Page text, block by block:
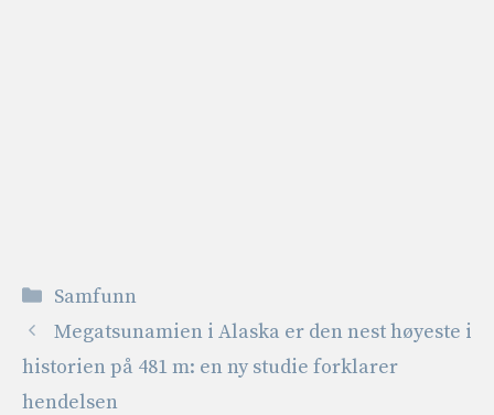
Kategorier
Samfunn
Megatsunamien i Alaska er den nest høyeste i
historien på 481 m: en ny studie forklarer
hendelsen